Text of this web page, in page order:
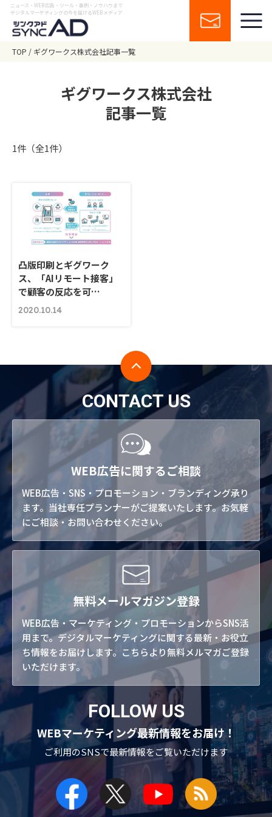
ニュース・WEB広告・ツール・事例・ノウハウまで
デジタルマーケティングの今を届けるWEBメディア
TOP ギグワークス株式会社記事一覧
ギグワークス株式会社
記事一覧
1件（全1件）
凸版印刷とギグワーク
ス、「AIリモート接客」
で顧客の反応を可…
2020.10.14
CONTACT US
WEB広告に関するご相談
WEB広告・SNS・プロモーション・ブランディング承り
ます。当社専任プランナーがご提案いたします。お気軽
にご相談・お問い合わせください。
無料メールマガジン登録
WEB広告・マーケティング・プロモーションからSNS活
用まで。デジタルマーケティングに関する最新・お役立
ち情報をお届けします。こちらより無料メルマガご登録
いただけます。
FOLLOW US
WEBマーケティング最新情報をお届け！
ご利用のSNSで最新情報をご覧いただけます